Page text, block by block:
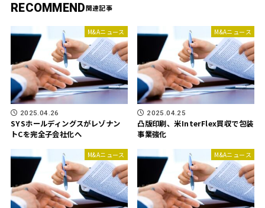
RECOMMEND
M&Aニュース
2025.04.26
SYSホールディングスがレゾナン
トCを完全子会社化へ
M&Aニュース
2025.04.25
凸版印刷、米InterFlex買収で包装
事業強化
M&Aニュース M&Aニュース